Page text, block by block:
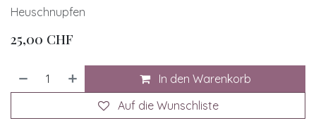
Heuschnupfen
25,00 CHF
In den Warenkorb
Auf die Wunschliste